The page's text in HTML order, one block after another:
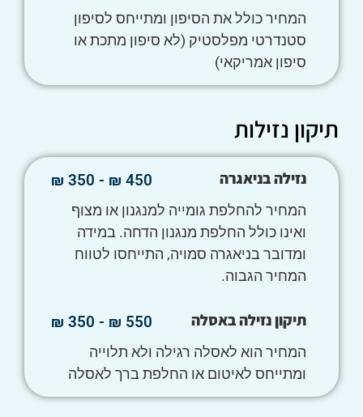
המחיר כולל את הסיפון ומתייחס לסיפון
סטנדרטי מפלסטיק (לא סיפון מתכת או
סיפון אמריקאי)
תיקון נזילות
נזילה בניאגרה 450 ₪ - 350 ₪
המחיר להחלפת גומייה למנגנון או מצוף
ואינו כולל החלפת מנגנון הדחה. במידה
ומדובר בניאגרה סמויה, התייחסו לטווח
המחיר הגבוה.
תיקון נזילה באסלה 550 ₪ - 350 ₪
המחיר הוא לאסלה רגילה ולא תלוייה
ומתייחס לאיטום או החלפת ברך לאסלה